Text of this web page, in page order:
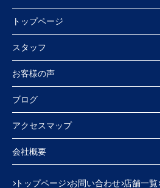
トップページ
スタッフ
お客様の声
ブログ
アクセスマップ
会社概要
トップページ お問い合わせ 店舗一覧